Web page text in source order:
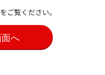
をご覧ください。